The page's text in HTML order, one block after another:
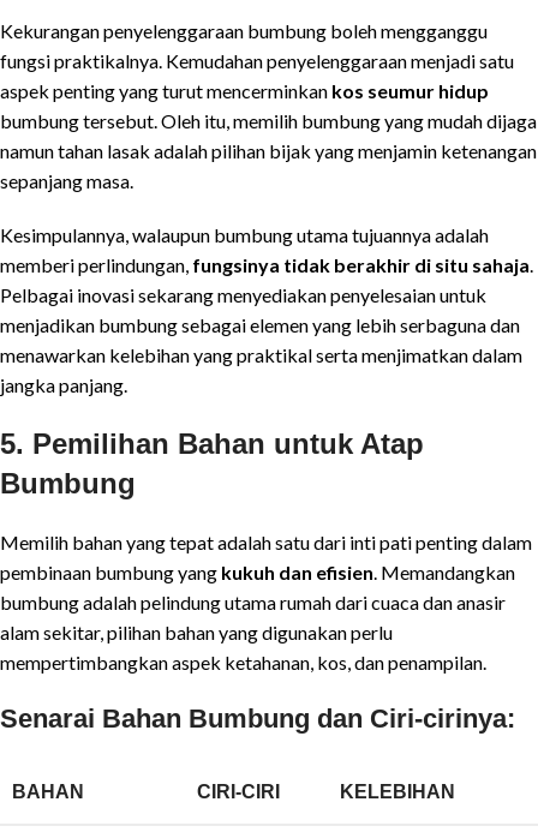
Kekurangan penyelenggaraan bumbung boleh mengganggu
fungsi praktikalnya. Kemudahan penyelenggaraan menjadi satu
aspek penting yang turut mencerminkan kos seumur hidup
bumbung tersebut. Oleh itu, memilih bumbung yang mudah dijaga
namun tahan lasak adalah pilihan bijak yang menjamin ketenangan
sepanjang masa.
Kesimpulannya, walaupun bumbung utama tujuannya adalah
memberi perlindungan, fungsinya tidak berakhir di situ sahaja
Pelbagai inovasi sekarang menyediakan penyelesaian untuk
menjadikan bumbung sebagai elemen yang lebih serbaguna dan
menawarkan kelebihan yang praktikal serta menjimatkan dalam
jangka panjang.
5. Pemilihan Bahan untuk Atap
Bumbung
Memilih bahan yang tepat adalah satu dari inti pati penting dalam
pembinaan bumbung yang kukuh dan efisien . Memandangkan
bumbung adalah pelindung utama rumah dari cuaca dan anasir
alam sekitar, pilihan bahan yang digunakan perlu
mempertimbangkan aspek ketahanan, kos, dan penampilan.
Senarai Bahan Bumbung dan Ciri-cirinya:
BAHAN CIRI-CIRI KELEBIHAN